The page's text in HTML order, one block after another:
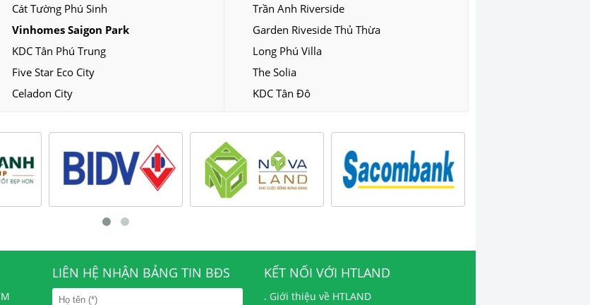
Cát Tường Phú Sinh
Vinhomes Saigon Park
KDC Tân Phú Trung
Five Star Eco City
Celadon City
Trần Anh Riverside
Garden Riveside Thủ Thừa
Long Phú Villa
The Solia
KDC Tân Đô
LIÊN HỆ NHẬN BẢNG TIN BĐS KẾT NỐI VỚI HTLAND
. Giới thiệu về HTLAND